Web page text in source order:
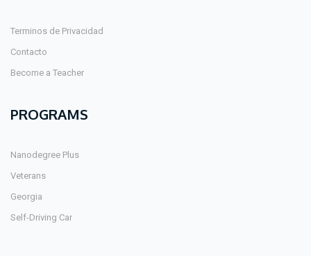
Terminos de Privacidad
Contacto
Become a Teacher
PROGRAMS
Nanodegree Plus
Veterans
Georgia
Self-Driving Car